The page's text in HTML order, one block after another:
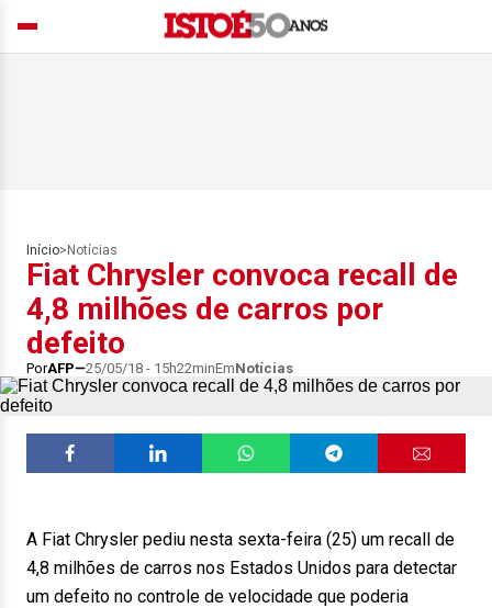
Início> Notícias
Fiat Chrysler convoca recall de
4,8 milhões de carros por
defeito
PorAFP 25/05/18 - 15h22minEmNotícias
A Fiat Chrysler pediu nesta sexta-feira (25) um recall de
4,8 milhões de carros nos Estados Unidos para detectar
um defeito no controle de velocidade que poderia